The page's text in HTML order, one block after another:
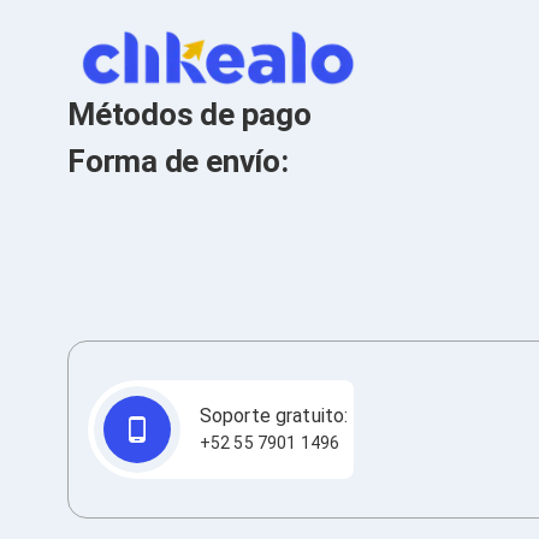
Cables Coaxiales
Accesorios para Cables
Jacks de Red
Conectores
Tapas y Cajas
Herramientas para Cables
Pinzas Ponchadoras
Sujetadores de Cables
Cinchos
Adaptadores PC
Adaptadores PC USB
Adaptadores PC Serial
Adaptadores PC IDE
Métodos de pago
Forma de envío:
Soporte gratuito:
+52 55 7901 1496